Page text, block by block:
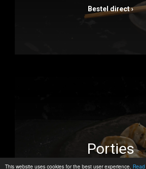
This website uses cookies for the best user experience. Read
Bestel direct ›
Porties
Bestel direct ›